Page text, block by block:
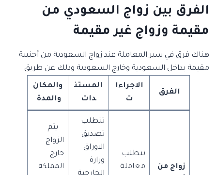
الفرق بين زواج السعودي من
مقيمة وزواج غير مقيمة
هناك فرق في سير المعاملة عند زواج السعودية من أجنبية
مقيمة بداخل السعودية وخارج السعودية وذلك عن طريق
الفرق
الاجراءا
ت
المستن
دات
والمكان
والمدة
زواج من
تتطلب
معاملة
تتطلب
تصديق
الاوراق
وزارة
يتم
الزواج
خارج
المملكة